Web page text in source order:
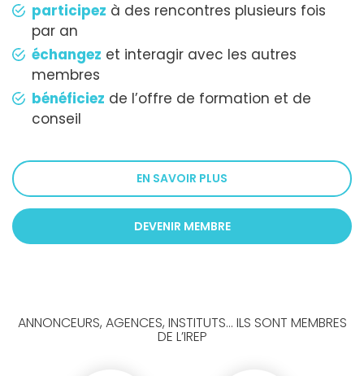
participez à des rencontres plusieurs fois
par an
échangez et interagir avec les autres
membres
bénéficiez de l’offre de formation et de
conseil
EN SAVOIR PLUS
DEVENIR MEMBRE
ANNONCEURS, AGENCES, INSTITUTS... ILS SONT MEMBRES
DE L’IREP